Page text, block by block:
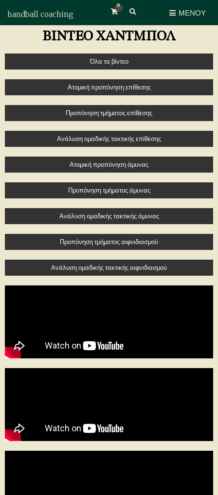
handball coaching
0
Επέκταση φόρμας αναζήτησης ΜΕΝΟΎ
ΒΙΝΤΕΟ ΧΑΝΤΜΠΟΛ
Όλα τα βίντεο
Ατομική προπόνηση επίθεσης
Προπόνηση τμήματος επίθεσης
Ανάλυση ομαδικής τακτικής επίθεσης
Ατομική προπόνηση άμυνας
Προπόνηση τμήματος άμυνας
Ανάλυση ομαδικής τακτικής άμυνας
Προπόνηση τμήματος αιφνιδιασμού
Ανάλυση ομαδικής τακτικής αιφνιδιασμού